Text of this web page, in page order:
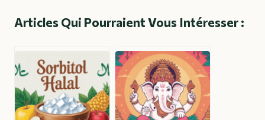
Articles Qui Pourraient Vous Intéresser :